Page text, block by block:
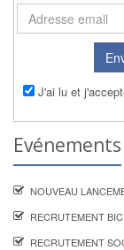
J'ai lu et
Evénements
NOUVEAU
RECRUTEMENT
RECRUTEMENT